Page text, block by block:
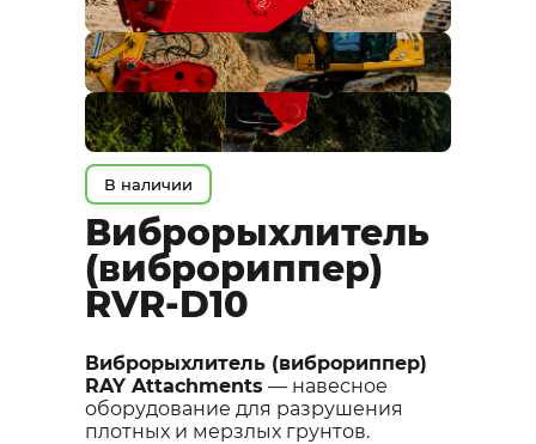
В наличии
Виброрыхлитель
(виброриппер)
RVR-D10
Виброрыхлитель (виброриппер)
RAY Attachments — навесное
оборудование для разрушения
плотных и мерзлых грунтов.